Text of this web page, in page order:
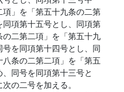
項」を「第五十九条の二第
項第十五号とし、同項第
二第二項」を「第五十九
を同項第十四号とし、同
条の二第二項」を「第五
同号を同項第十三号と
の二号を加える。